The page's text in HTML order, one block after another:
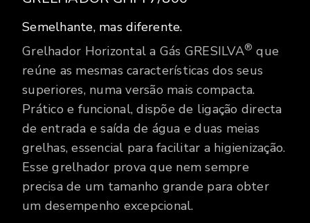
Semelhante, mas diferente.
Grelhador Horizontal a Gás GRESILVA® que
reúne as mesmas características dos seus
superiores, numa versão mais compacta.
Prático e funcional, dispõe de ligação directa
de entrada e saída de água e duas meias
grelhas, essencial para facilitar a higienização.
Esse grelhador prova que nem sempre
precisa de um tamanho grande para obter
um desempenho excepcional.